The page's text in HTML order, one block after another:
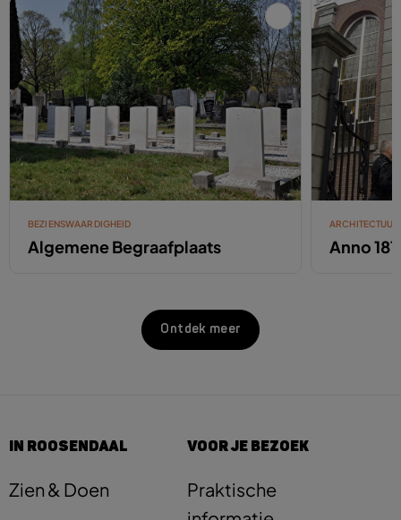
BEZIENSWAARDIGHEID
Algemene Begraafplaats
ARCHITECTUUR
Anno
Ontdek meer
IN ROOSENDAAL
Zien & Doen
VOOR JE BEZOEK
Praktische